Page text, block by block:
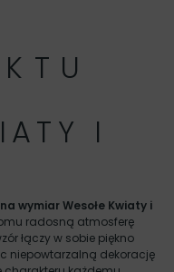
I
wymiar Wesołe Kwiaty i
radosną atmosferę
łączy w sobie piękno
niepowtarzalną dekorację